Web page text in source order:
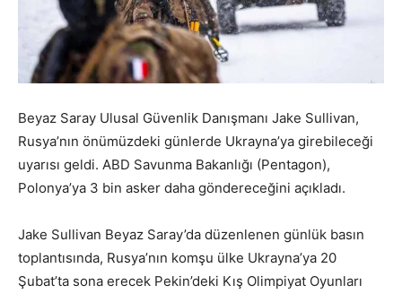
Beyaz Saray Ulusal Güvenlik Danışmanı Jake Sullivan,
Rusya’nın önümüzdeki günlerde Ukrayna’ya girebileceği
uyarısı geldi. ABD Savunma Bakanlığı (Pentagon),
Polonya’ya 3 bin asker daha göndereceğini açıkladı.
Jake Sullivan Beyaz Saray’da düzenlenen günlük basın
toplantısında, Rusya’nın komşu ülke Ukrayna’ya 20
Şubat’ta sona erecek Pekin’deki Kış Olimpiyat Oyunları